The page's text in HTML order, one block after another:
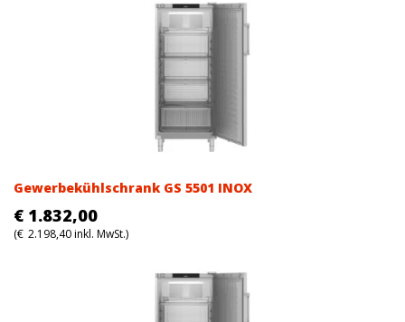
Gewerbekühlschrank GS 5501 INOX
€ 1.832,00
(€ 2.198,40inkl. MwSt.)